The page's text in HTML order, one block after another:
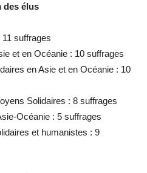
des élus
suffrages
et en Océanie : 10 suffrages
en Asie et en Océanie : 10
Solidaires : 8 suffrages
Océanie : 5 suffrages
et humanistes : 9